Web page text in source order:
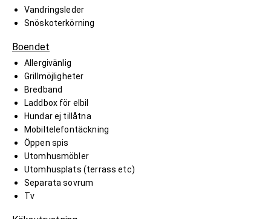
Vandringsleder
Snöskoterkörning
Boendet
Allergivänlig
Grillmöjligheter
Bredband
Laddbox för elbil
Hundar ej tillåtna
Mobiltelefontäckning
Öppen spis
Utomhusmöbler
Utomhusplats (terrass etc)
Separata sovrum
Tv